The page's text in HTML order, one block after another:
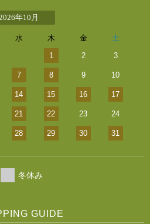
年10月
水 木 金
土
1
2 3
7 8 9 10
14 15 16 17
21 22 23 24
28 29 30 31
冬休み
GUIDE